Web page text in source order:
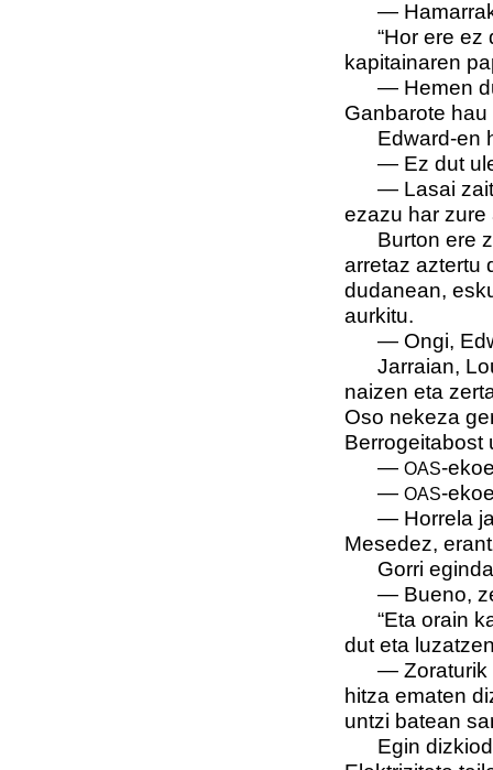
—
“Hor ere
kapitainaren
— Hemen
Ganbarote
Edward-en
— Ez dut
— Lasai
ezazu har
Burton ere
arretaz aztertu
dudanean,
aurkitu.
— Ongi,
Jarraian,
naizen eta
Oso nekeza
Berrogeitabost
— OAS-
— OAS-
— Horrela
Mesedez,
Gorri
— Bueno,
“Eta orain
dut eta
—
hitza ematen
untzi batean
Egin